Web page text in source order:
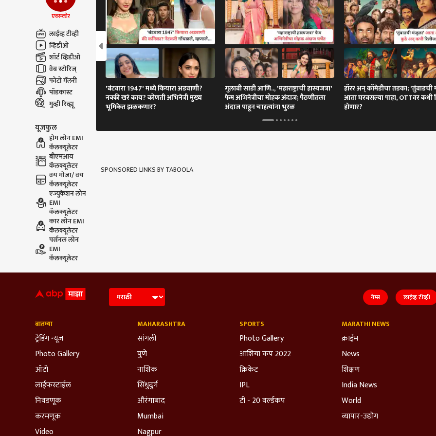
एक्स्प्लोर
लाईव्ह टीव्ही
व्हिडीओ
शॉर्ट व्हिडीओ
वेब स्टोरिज्
फोटो गॅलरी
पॉडकास्ट
मुव्ही रिव्ह्यू
यूजफुल
होम लोन EMI
कॅलक्यूलेटर
बीएमआय
कॅलक्यूलेटर
वय मोजा/ वय
कॅलक्यूलेटर
एज्युकेशन लोन
EMI
कॅलक्यूलेटर
कार लोन EMI
कॅलक्यूलेटर
पर्सनल लोन
EMI
कॅलक्यूलेटर
'बंटवारा 1947' मध्ये कियारा अडवाणी?
नक्की खरं काय? कोणती अभिनेत्री मुख्य
भूमिकेत झळकणार?
गुलाबी साडी आणि.., 'महाराष्ट्राची हास्यजत्रा'
फेम अभिनेत्रीचा मोहक अंदाज; पैठणीतला
अंदाज पाहून चाहत्यांना भुरळ
हॉरर अन् कॉमेडीचा तडका;
आता घरबसल्या पाहा, OTTवर कधी
होणार?
SPONSORED LINKS BY TABOOLA
आंदोलन षड्यंत्र : एकनाथ शिंदे
गेम्स लाईव्ह टीव्ही
बातम्या
ट्रेडिंग न्यूज
Photo Gallery
ऑटो
लाईफस्टाईल
निवडणूक
करमणूक
Video
MAHARASHTRA
सांगली
पुणे
नाशिक
सिंधुदुर्ग
औरंगाबाद
Mumbai
Nagpur
SPORTS
Photo Gallery
आशिया कप 2022
क्रिकेट
IPL
टी - 20 वर्ल्डकप
MARATHI NEWS
क्राईम
News
शिक्षण
India News
World
व्यापार-उद्योग